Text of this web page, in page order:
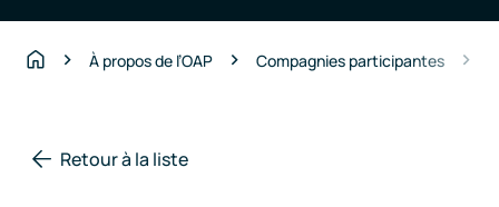
À propos de l’OAP Compagnies participantes
Retour à la liste